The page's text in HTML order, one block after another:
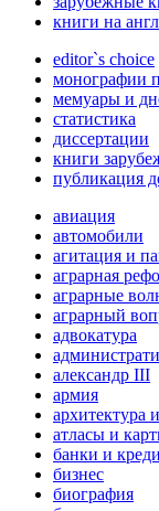
книги на
editor`s choice
монографии
мемуары и
статистика
диссертации
книги
публикация
авиация
автомобили
агитация и
аграрная
аграрные
аграрный
адвокатура
александр III
армия
архитектура
атласы и
банки и
бизнес
биография